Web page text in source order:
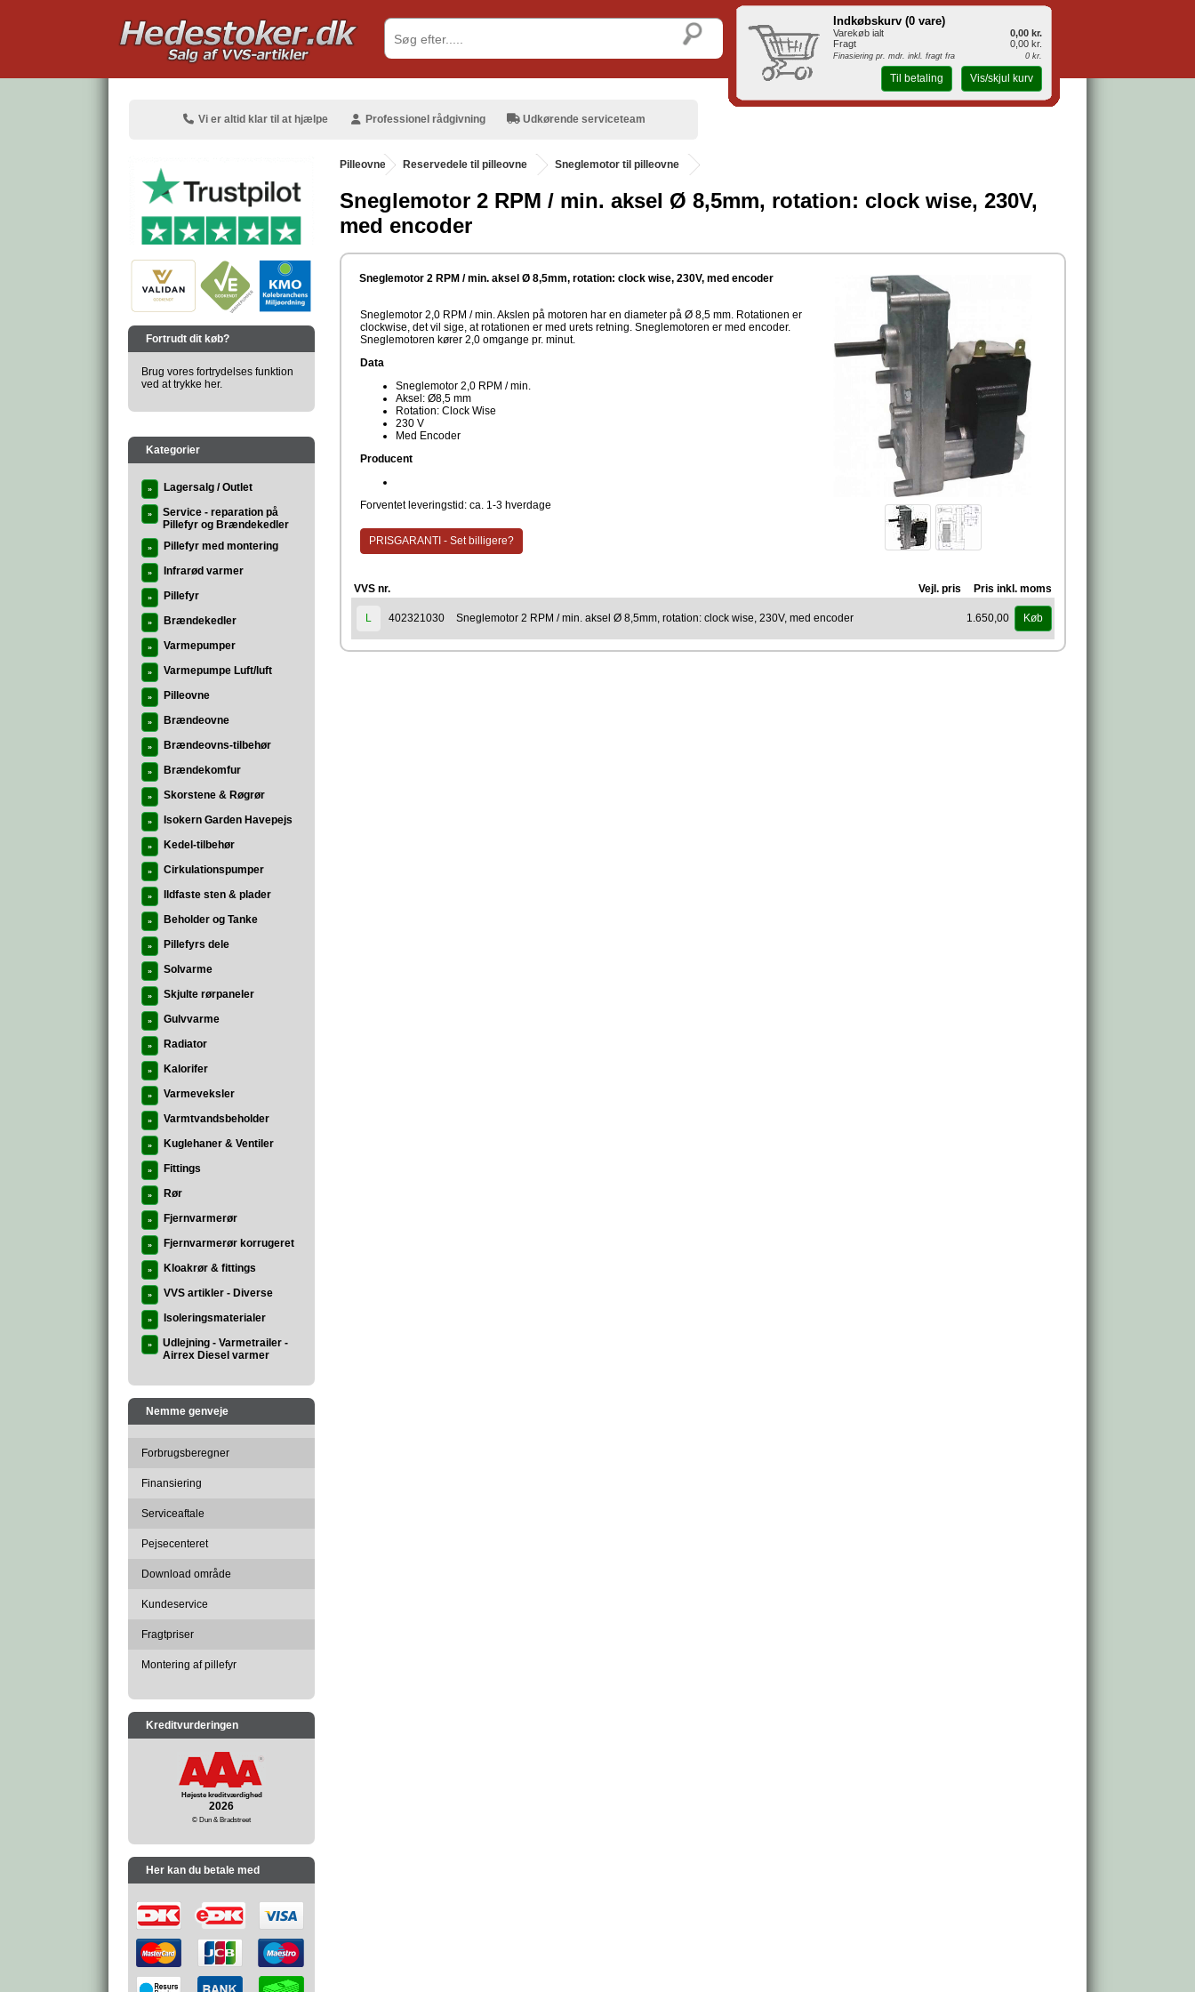
Vi er altid klar til at hjælpe Professionel rådgivning Udkørende serviceteam
Fortrudt dit køb?
Brug vores fortrydelses funktion
ved at trykke her.
Kategorier
» Lagersalg / Outlet
»
Service - reparation på
Pillefyr og Brændekedler
» Pillefyr med montering
» Infrarød varmer
» Pillefyr
» Brændekedler
» Varmepumper
» Varmepumpe Luft/luft
» Pilleovne
» Brændeovne
» Brændeovns-tilbehør
» Brændekomfur
» Skorstene & Røgrør
» Isokern Garden Havepejs
» Kedel-tilbehør
» Cirkulationspumper
» Ildfaste sten & plader
» Beholder og Tanke
» Pillefyrs dele
» Solvarme
» Skjulte rørpaneler
» Gulvvarme
» Radiator
» Kalorifer
» Varmeveksler
» Varmtvandsbeholder
» Kuglehaner & Ventiler
» Fittings
» Rør
» Fjernvarmerør
» Fjernvarmerør korrugeret
» Kloakrør & fittings
» VVS artikler - Diverse
» Isoleringsmaterialer
»
Udlejning - Varmetrailer -
Airrex Diesel varmer
Nemme genveje
Forbrugsberegner
Finansiering
Serviceaftale
Pejsecenteret
Download område
Kundeservice
Fragtpriser
Montering af pillefyr
Kreditvurderingen
Højeste kreditværdighed
2026
© Dun & Bradstreet
Her kan du betale med
Pilleovne . Reservedele til pilleovne Sneglemotor til pilleovne
Sneglemotor 2 RPM / min. aksel Ø 8,5mm, rotation: clock wise, 230V,
med encoder
Sneglemotor 2 RPM / min. aksel Ø 8,5mm, rotation: clock wise, 230V, med encoder
Sneglemotor 2,0 RPM / min. Akslen på motoren har en diameter på Ø 8,5 mm. Rotationen er
clockwise, det vil sige, at rotationen er med urets retning. Sneglemotoren er med encoder.
Sneglemotoren kører 2,0 omgange pr. minut.
Data
Sneglemotor 2,0 RPM / min.
Aksel: Ø8,5 mm
Rotation: Clock Wise
230 V
Med Encoder
Producent
Forventet leveringstid: ca. 1-3 hverdage
PRISGARANTI - Set billigere?
VVS nr. Vejl. pris Pris inkl. moms
L 402321030 Sneglemotor 2 RPM / min. aksel Ø 8,5mm, rotation: clock wise, 230V, med encoder 1.650,00 Køb
Indkøbskurv (0 vare)
Varekøb ialt
0,00 kr.
Fragt
0,00 kr.
Finasiering pr. mdr. inkl. fragt fra 0 kr.
Til betaling Vis/skjul kurv